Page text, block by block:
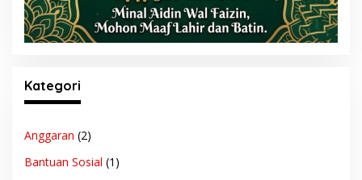
Kategori
Anggaran (2)
Bantuan Sosial (1)